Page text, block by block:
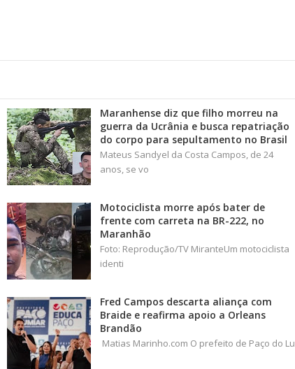
Maranhense diz que filho morreu na
guerra da Ucrânia e busca repatriação
do corpo para sepultamento no Brasil
Mateus Sandyel da Costa Campos, de 24
anos, se vo
Motociclista morre após bater de
frente com carreta na BR-222, no
Maranhão
Foto: Reprodução/TV MiranteUm motociclista
identi
Fred Campos descarta aliança com
Braide e reafirma apoio a Orleans
Brandão
Matias Marinho.com O prefeito de Paço do Lu